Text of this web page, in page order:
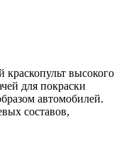
высокого
для покраски
автомобилей.
составов,